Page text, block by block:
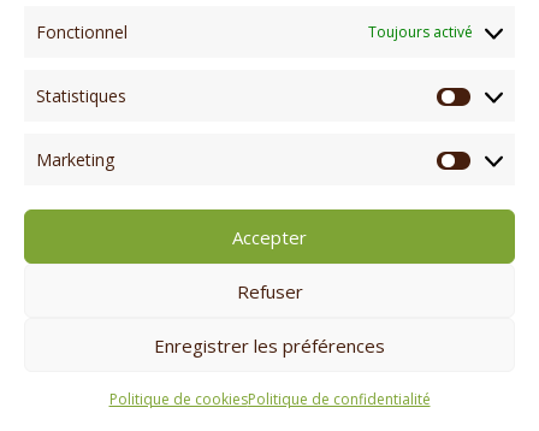
Fonctionnel Toujours activé
Statistiques
Marketing
Accepter
Refuser
Enregistrer les préférences
Politique de cookiesPolitique de confidentialité
monde !
© Copyright 2022 - 2026. Les gîtes de Loudenvielle,
Adapté avec
parArixo Communication